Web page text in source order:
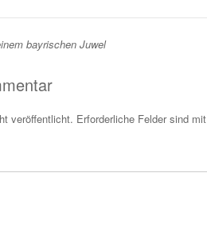
bayrischen Juwel
veröffentlicht. Erforderliche Felder sind mit